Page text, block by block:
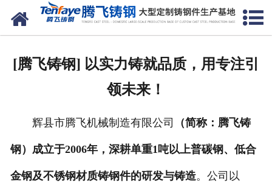
网站首页
生产能力
[腾飞铸钢] 以实力铸就品质，用专注引
领未来！
辉县市腾飞机械制造有限公司 （简称：腾飞铸
钢）成立于2006年，深耕单重1吨以上普碳钢、低合
金钢及不锈钢材质铸钢件的研发与铸造。公司以